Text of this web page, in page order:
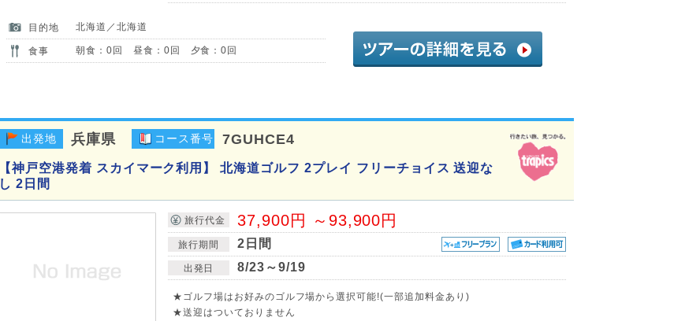
目的地 北海道／北海道
食事 朝食：0回 昼食：0回 夕食：0回
出発地 兵庫県 コース番号 7GUHCE4
【神戸空港発着 スカイマーク利用】 北海道ゴルフ 2プレイ フリーチョイス 送迎な
し 2日間
旅行代金 37,900円 ～93,900円
旅行期間 2日間
出発日 8/23～9/19
★ゴルフ場はお好みのゴルフ場から選択可能!(一部追加料金あり)
★送迎はついておりません